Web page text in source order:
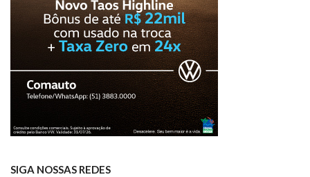
SIGA NOSSAS REDES